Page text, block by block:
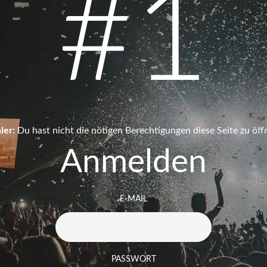
#1
Du hast nicht die nötigen Berechtigungen diese Seite zu
Anmelden
E-MAIL
PASSWORT